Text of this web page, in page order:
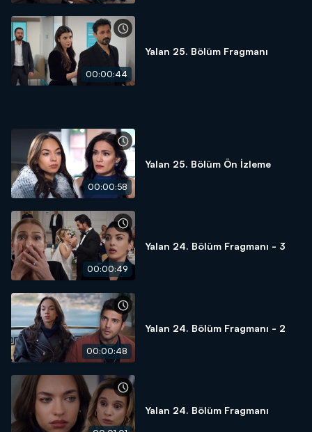
00:00:44
Yalan 25. Bölüm Fragmanı
00:00:58
Yalan 25. Bölüm Ön İzleme
00:00:49
Yalan 24. Bölüm Fragmanı - 3
00:00:48
Yalan 24. Bölüm Fragmanı - 2
Yalan 24. Bölüm Fragmanı